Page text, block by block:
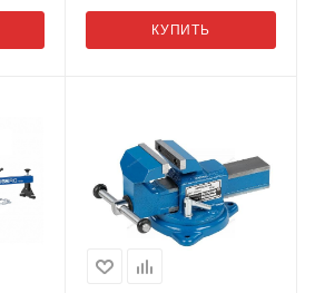
КУПИТЬ